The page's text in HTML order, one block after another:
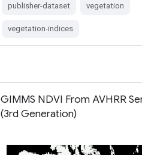
publisher-dataset vegetation
vegetation-indices
GIMMS NDVI From AVHRR
(3rd Generation)